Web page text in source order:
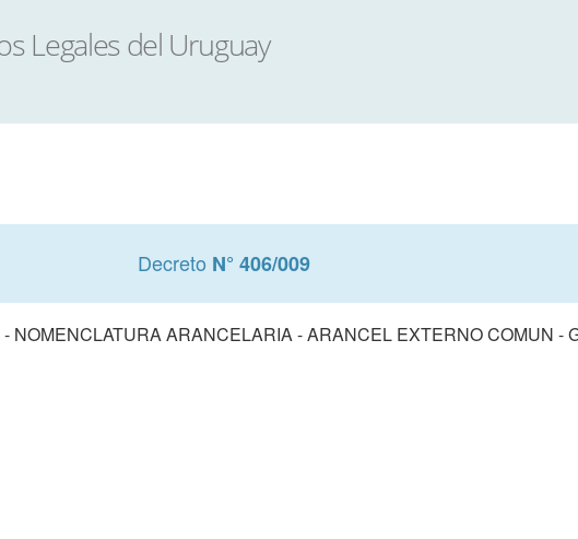
Decreto N° 406/009
NOMENCLATURA ARANCELARIA - ARANCEL EXTERNO COMUN -